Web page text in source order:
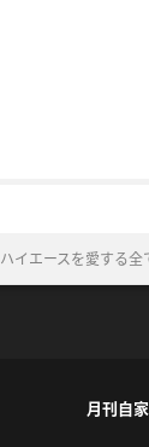
ハイエースを愛する全
月刊自